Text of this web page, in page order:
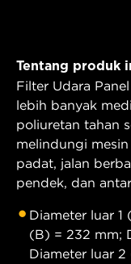
Tentang produk
Filter Udara
lebih banyak
poliuretan tahan
melindungi
padat, jalan
pendek, dan
Diameter luar 1
(B) = 232 mm;
Diameter luar